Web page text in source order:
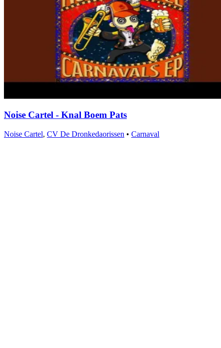
Noise Cartel - Knal Boem Pats
Noise Cartel, CV De Dronkedaorissen • Carnaval